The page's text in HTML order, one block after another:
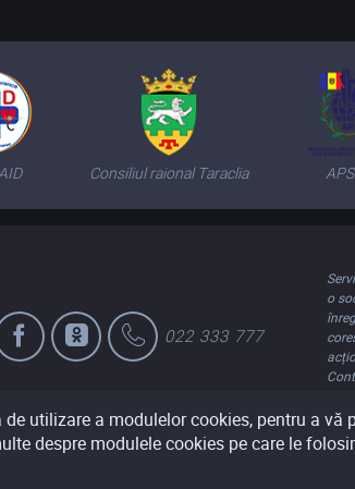
Consiliul raional Taraclia
022 333 777
o
utilizare a modulelor cookies, pentru a
despre modulele cookies pe care le